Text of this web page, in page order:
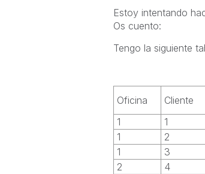
Estoy intentando
Os cuento:
Tengo la siguiente
Oficina Cliente
1
1
1
2
1
3
2
4